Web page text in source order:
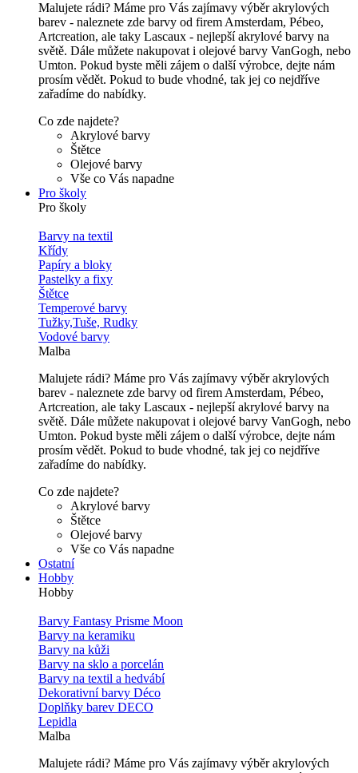
Malujete rádi? Máme pro Vás zajímavy výběr akrylových
barev - naleznete zde barvy od firem Amsterdam, Pébeo,
Artcreation, ale taky Lascaux - nejlepší akrylové barvy na
světě. Dále můžete nakupovat i olejové barvy VanGogh, nebo
Umton. Pokud byste měli zájem o další výrobce, dejte nám
prosím vědět. Pokud to bude vhodné, tak jej co nejdříve
zařadíme do nabídky.
Co zde najdete?
Akrylové barvy
Štětce
Olejové barvy
Vše co Vás napadne
Pro školy
Pro školy
Barvy na textil
Křídy
Papíry a bloky
Pastelky a fixy
Štětce
Temperové barvy
Tužky,Tuše, Rudky
Vodové barvy
Malba
Malujete rádi? Máme pro Vás zajímavy výběr akrylových
barev - naleznete zde barvy od firem Amsterdam, Pébeo,
Artcreation, ale taky Lascaux - nejlepší akrylové barvy na
světě. Dále můžete nakupovat i olejové barvy VanGogh, nebo
Umton. Pokud byste měli zájem o další výrobce, dejte nám
prosím vědět. Pokud to bude vhodné, tak jej co nejdříve
zařadíme do nabídky.
Co zde najdete?
Akrylové barvy
Štětce
Olejové barvy
Vše co Vás napadne
Ostatní
Hobby
Hobby
Barvy Fantasy Prisme Moon
Barvy na keramiku
Barvy na kůži
Barvy na sklo a porcelán
Barvy na textil a hedvábí
Dekorativní barvy Déco
Doplňky barev DECO
Lepidla
Malba
Malujete rádi? Máme pro Vás zajímavy výběr akrylových